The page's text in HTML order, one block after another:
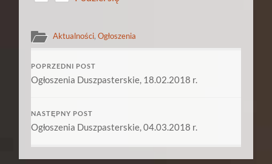
Aktualności,Ogłoszenia
POPRZEDNI POST
Ogłoszenia Duszpasterskie, 18.02.2018 r.
NASTĘPNY POST
Ogłoszenia Duszpasterskie, 04.03.2018 r.